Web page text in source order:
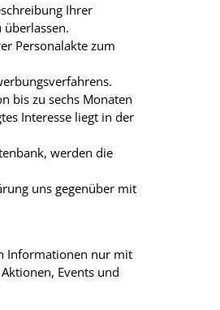
Ihrer
Personalakte zum
bis zu sechs Monaten
Interesse liegt in der
werden die
uns gegenüber mit
Informationen nur mit
Events und